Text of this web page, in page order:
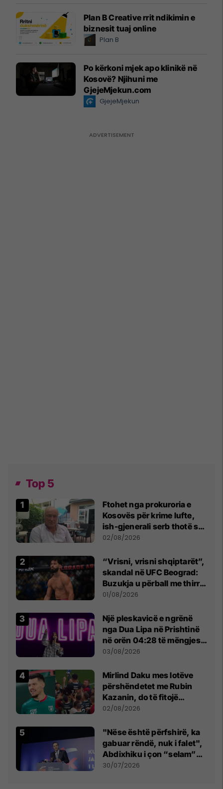
Plan B Creative rrit ndikimin e
biznesit tuaj online
Plan B
Po kërkoni mjek apo klinikë në
Kosovë? Njihuni me
GjejeMjekun.com
GjejeMjekun
Top 5
Ftohet nga prokuroria e
Kosovës për krime lufte,
ish-gjenerali serb thotë se
dikush e tradhtoi në
02/08/2026
“Vrisni, vrisni shqiptarët”,
skandal në UFC Beograd:
Buzukja u përball me thirrje
anti-shqiptare nga
01/08/2026
Një pleskavicë e ngrënë
nga Dua Lipa në Prishtinë
në orën 04:28 të mëngjesit
- dhe bota digjitale serbe
03/08/2026
Mirlind Daku mes lotëve
përshëndetet me Rubin
Kazanin, do të fitojë
miliona te Spartak Moska
02/08/2026
"Nëse është përfshirë, ka
gabuar rëndë, nuk i falet",
Abdixhiku i çon “selam”
Përparim Ramës
30/07/2026